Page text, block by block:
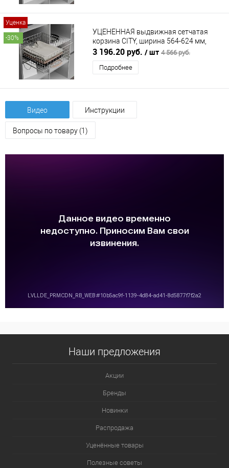
Уценка
-30%
УЦЕНЕННАЯ выдвижная сетчатая
корзина CITY, ширина 564-624 мм,
серый
3 196.20 руб. / шт 4 566 руб.
Подробнее
Видео Инструкции
Вопросы по товару (1)
Наши предложения
Акции
Бренды
Новинки
Распродажа
Уценённые товары
Полезные советы